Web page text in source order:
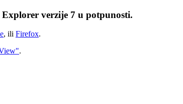
verzije 7 u potpunosti.
, ili Firefox.
.